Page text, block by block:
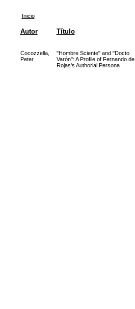
Inicio
Autor Título
Cocozzella,
Peter
"Hombre Sciente" and "Docto
Varón": A Profile of Fernando de
Rojas's Authorial Persona